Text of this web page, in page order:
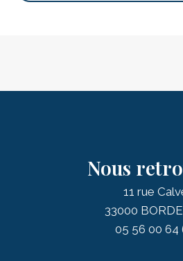
Nous
11 rue
33000
05 56 00 64